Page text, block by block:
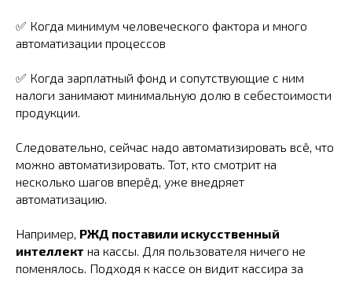
✅ Когда минимум человеческого фактора и много
автоматизации процессов
✅ Когда зарплатный фонд и сопутствующие с ним
налоги занимают минимальную долю в себестоимости
продукции.
Следовательно, сейчас надо автоматизировать всё, что
можно автоматизировать. Тот, кто смотрит на
несколько шагов вперёд, уже внедряет
автоматизацию.
Например, РЖД поставили искусственный
интеллект на кассы. Для пользователя ничего не
поменялось. Подходя к кассе он видит кассира за